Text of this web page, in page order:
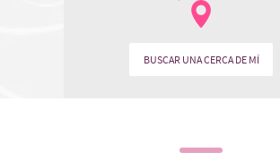
BUSCAR UNA CERCA DE MÍ